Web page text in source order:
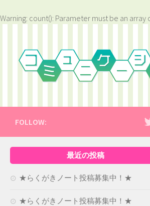
Warning: count(): Parameter must be an
FOLLOW:
最近の投稿
★らくがきノート投稿募集中！★
★らくがきノート投稿募集中！★